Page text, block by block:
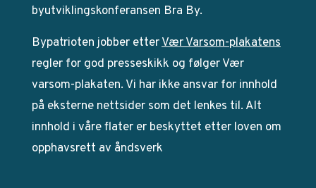
byutviklingskonferansen Bra By.
Bypatrioten jobber etterVær Varsom-plakatens
regler for god presseskikk og følger Vær
varsom-plakaten. Vi har ikke ansvar for innhold
på eksterne nettsider som det lenkes til. Alt
innhold i våre flater er beskyttet etter loven om
opphavsrett av åndsverk